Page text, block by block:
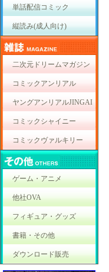
単話配信コミック
縦読み(成人向け)
二次元ドリームマガジン
コミックアンリアル
ヤングアンリアルJINGAI
コミックシャイニー
コミックヴァルキリー
ゲーム・アニメ
他社OVA
フィギュア・グッズ
書籍・その他
ダウンロード販売